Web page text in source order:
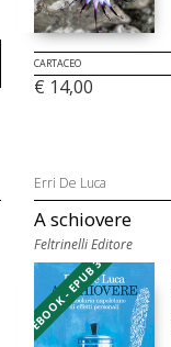
CARTACEO
€ 14,00
Erri De Luca
A schiovere
Feltrinelli Editore
EBOOK - EPUB 3